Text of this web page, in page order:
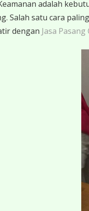
adalah
Salah satu cara
dengan Jasa